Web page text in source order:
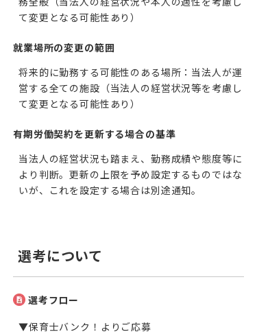
務全般（当法人の経営状況や本人の適性を考慮し
て変更となる可能性あり）
就業場所の変更の範囲
将来的に勤務する可能性のある場所：当法人が運
営する全ての施設（当法人の経営状況等を考慮し
て変更となる可能性あり）
有期労働契約を更新する場合の基準
当法人の経営状況も踏まえ、勤務成績や態度等に
より判断。更新の上限を予め設定するものではな
いが、これを設定する場合は別途通知。
選考について
選考フロー
▼保育士バンク！よりご応募